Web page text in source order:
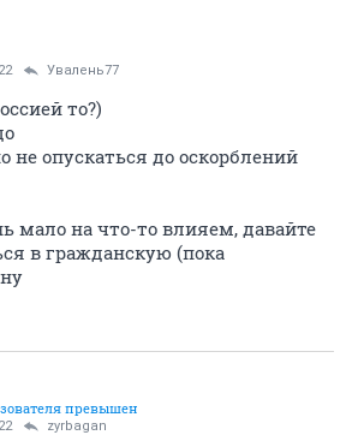
Увалень77
то?)
не опускаться до оскорблений
мало на что-то влияем, давайте
в гражданскую (пока
превышен
zyrbagan